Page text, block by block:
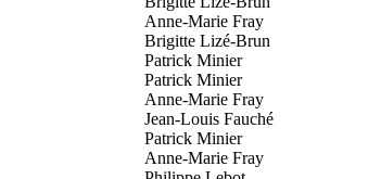
Anne-Marie Fray
Brigitte Lizé-Brun
Patrick Minier
Patrick Minier
Anne-Marie Fray
Jean-Louis Fauché
Patrick Minier
Anne-Marie Fray